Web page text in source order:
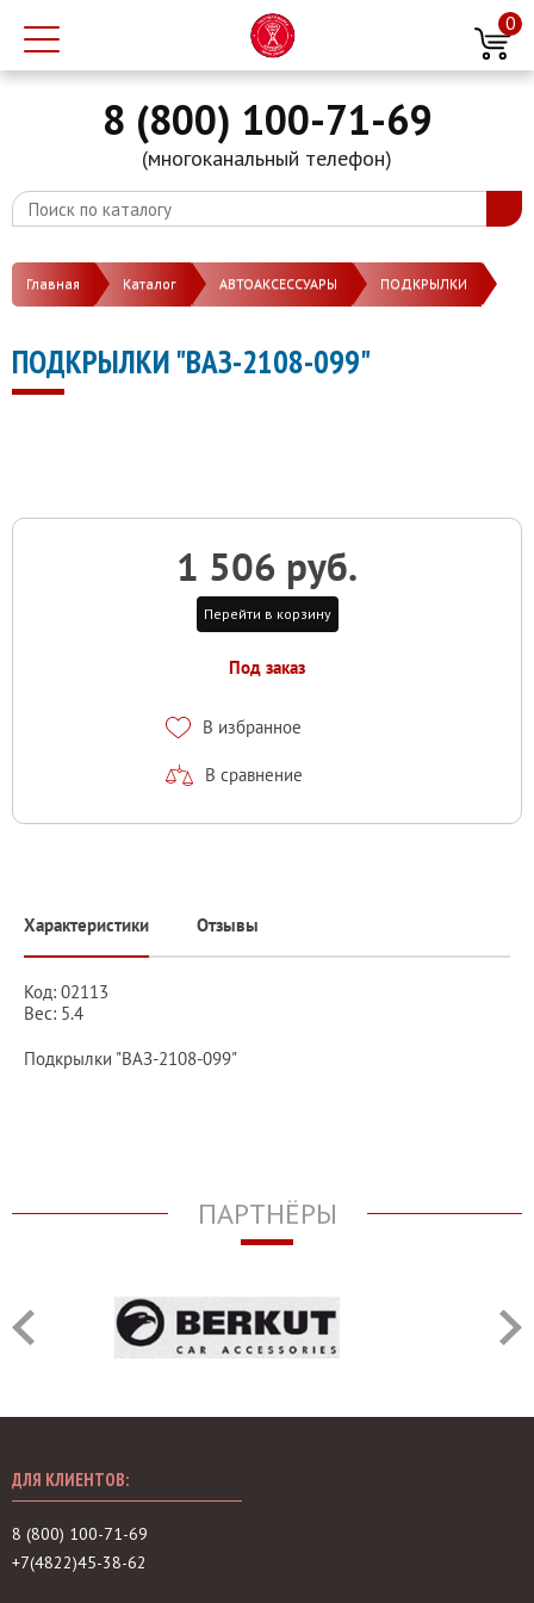
0
8 (800) 100-71-69
(многоканальный телефон)
Главная Каталог АВТОАКСЕССУАРЫ ПОДКРЫЛКИ
ПОДКРЫЛКИ "ВАЗ-2108-099"
1 506 руб.
Перейти в корзину
Под заказ
В избранное
В сравнение
Характеристики Отзывы
Код: 02113
Вес: 5.4
Подкрылки "ВАЗ-2108-099"
ПАРТНЁРЫ
ДЛЯ КЛИЕНТОВ:
8 (800) 100-71-69
+7(4822)45-38-62